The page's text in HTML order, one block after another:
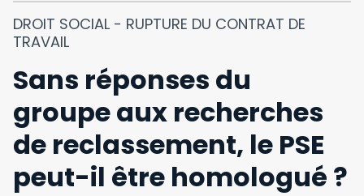
DROIT SOCIAL - RUPTURE DU CONTRAT DE
TRAVAIL
Sans réponses du
groupe aux recherches
de reclassement, le PSE
peut-il être homologué ?